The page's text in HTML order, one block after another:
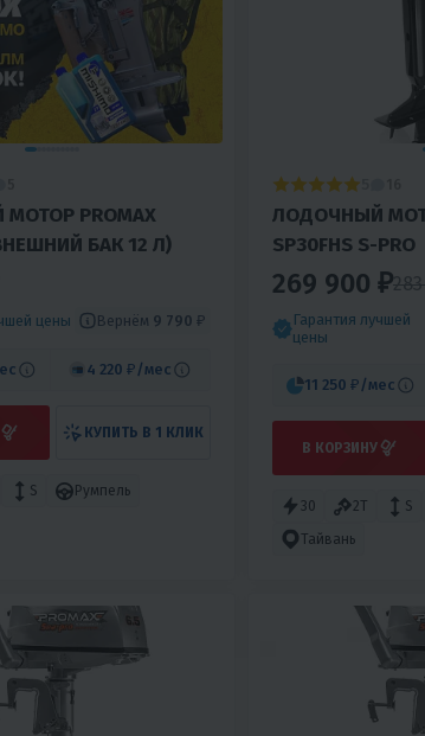
PROMAX
БАК 12 Л)
цены Вернём 9 790 ₽
4 220 ₽ /мес
КУПИТЬ В 1 КЛИК
S
Румпель
ЛОДОЧНЫЙ
SP30FHS S-PRO
269 900 ₽
Гарантия лучшей
цены
11 250 ₽ /мес
В КОРЗИНУ
30 2T S
Тайвань